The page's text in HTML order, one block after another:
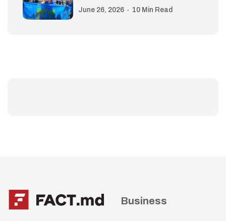
June 26, 2026 10 Min Read
Business